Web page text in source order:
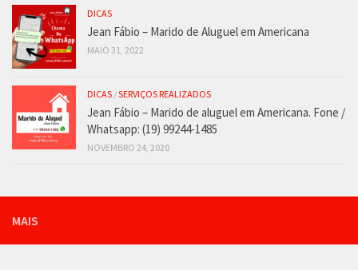
DICAS
Jean Fábio – Marido de Aluguel em Americana
MAIO 31, 2022
DICAS /SERVIÇOS REALIZADOS
Jean Fábio – Marido de aluguel em Americana. Fone /
Whatsapp: (19) 99244-1485
NOVEMBRO 24, 2020
MAIS